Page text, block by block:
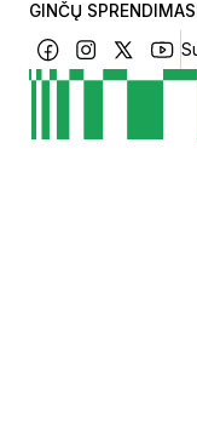
GINČŲ SPRENDIMAS